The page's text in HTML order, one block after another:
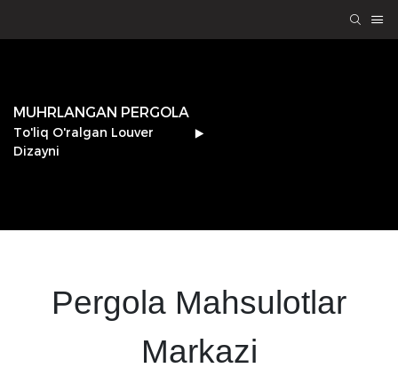
MUHRLANGAN PERGOLA
To'liq O'ralgan Louver
Dizayni
Pergola Mahsulotlar
Markazi